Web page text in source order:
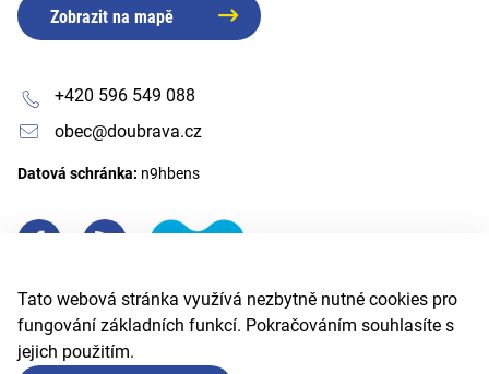
Tato webová stránka využívá nezbytně nutné cookies pro
fungování základních funkcí. Pokračováním souhlasíte s
jejich použitím.
Zobrazit na mapě
+420 596 549 088
obec@doubrava.cz
Datová schránka: n9hbens